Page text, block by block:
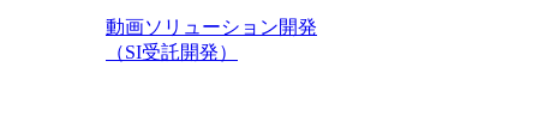
動画ソリューション開発
（SI受託開発）